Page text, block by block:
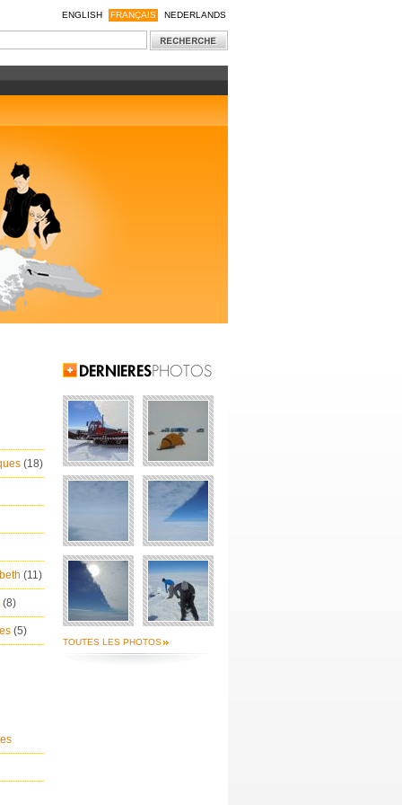
ENGLISH FRANÇAIS NEDERLANDS
(18)
(11)
(8)
(5)
Latest Pictures
TOUTES LES PHOTOS